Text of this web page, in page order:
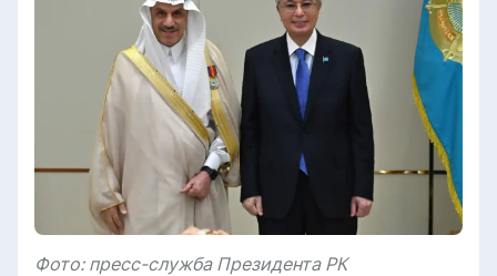
Фото: пресс-служба Президента РК